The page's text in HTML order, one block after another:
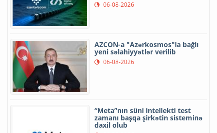
06-08-2026
AZCON-a "Azərkosmos"la bağlı
yeni səlahiyyətlər verilib
06-08-2026
“Meta”nın süni intellekti test
zamanı başqa şirkətin sisteminə
daxil olub